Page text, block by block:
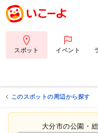
スポット イベント
このスポットの周辺から探す
大分市の公園・